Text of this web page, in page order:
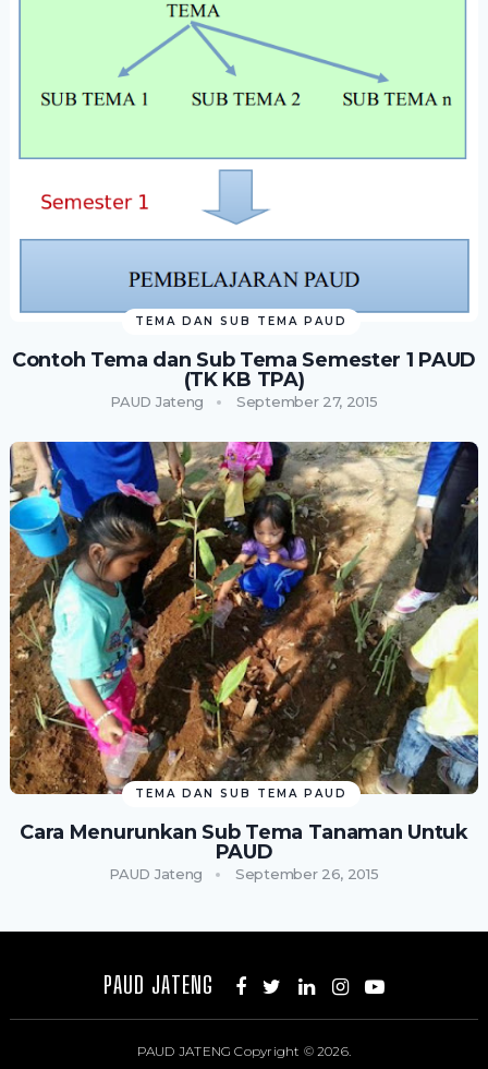
TEMA DAN SUB TEMA PAUD
Contoh Tema dan Sub Tema Semester 1 PAUD
(TK KB TPA)
PAUD Jateng September 27, 2015
TEMA DAN SUB TEMA PAUD
Cara Menurunkan Sub Tema Tanaman Untuk
PAUD
PAUD Jateng September 26, 2015
PAUD JATENG
PAUD JATENG Copyright © 2026.